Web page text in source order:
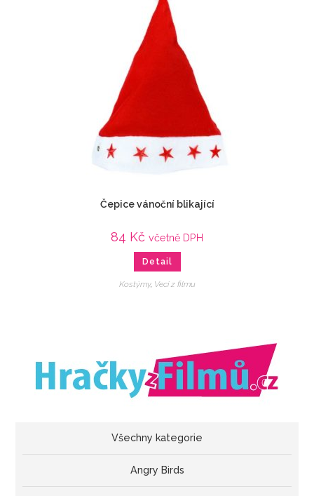
Čepice vánoční blikající
84 Kč včetně DPH
Detail
Kostýmy, Veci z filmu
Všechny kategorie
Angry Birds